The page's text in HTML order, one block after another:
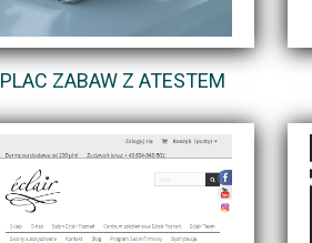
PLAC ZABAW Z ATESTEM